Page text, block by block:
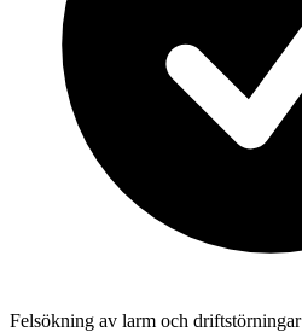
Felsökning av larm och driftstörningar